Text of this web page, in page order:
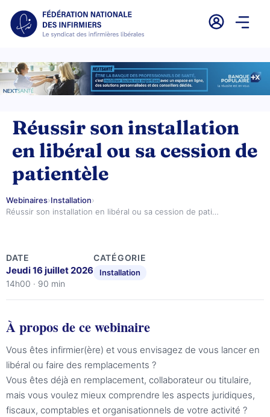
Réussir son installation
en libéral ou sa cession de
patientèle
Webinaires›Installation›
Réussir son installation en libéral ou sa cession de pati…
DATE
Jeudi 16 juillet 2026
14h00 · 90 min
CATÉGORIE
Installation
À propos de ce webinaire
Vous êtes infirmier(ère) et vous envisagez de vous lancer en
libéral ou faire des remplacements ?
Vous êtes déjà en remplacement, collaborateur ou titulaire,
mais vous voulez mieux comprendre les aspects juridiques,
fiscaux, comptables et organisationnels de votre activité ?